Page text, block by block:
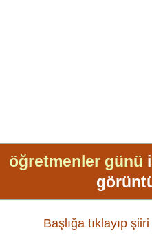
öğretmenler günü
Başlığa tıklayıp